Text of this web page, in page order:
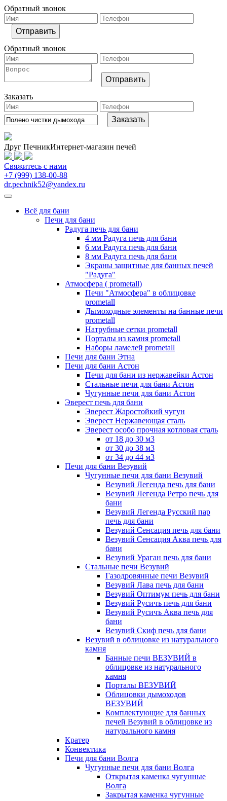
Обратный звонок
Обратный звонок
Заказать
Друг ПечникИнтернет-магазин печей
Свяжитесь с нами
+7 (999) 138-00-88
dr.pechnik52@yandex.ru
Всё для бани
Печи для бани
Радуга печь для бани
4 мм Радуга печь для бани
6 мм Радуга печь для бани
8 мм Радуга печь для бани
Экраны защитные для банных печей
"Радуга"
Атмосфера ( prometall)
Печи "Атмосфера" в облицовке
prometall
Дымоходные элементы на банные печи
prometall
Натрубные сетки prometall
Порталы из камня prometall
Наборы ламелей prometall
Печи для бани Этна
Печи для бани Астон
Печи для бани из нержавейки Астон
Стальные печи для бани Астон
Чугунные печи для бани Астон
Эверест печь для бани
Эверест Жаростойкий чугун
Эверест Нержавеющая сталь
Эверест особо прочная котловая сталь
от 18 до 30 м3
от 30 до 38 м3
от 34 до 44 м3
Печи для бани Везувий
Чугунные печи для бани Везувий
Везувий Легенда печь для бани
Везувий Легенда Ретро печь для
бани
Везувий Легенда Русский пар
печь для бани
Везувий Сенсация печь для бани
Везувий Сенсация Аква печь для
бани
Везувий Ураган печь для бани
Стальные печи Везувий
Газодровянные печи Везувий
Везувий Лава печь для бани
Везувий Оптимум печь для бани
Везувий Русичъ печь для бани
Везувий Русичъ Аква печь для
бани
Везувий Скиф печь для бани
Везувий в облицовке из натурального
камня
Банные печи ВЕЗУВИЙ в
облицовке из натурального
камня
Порталы ВЕЗУВИЙ
Облицовки дымоходов
ВЕЗУВИЙ
Комплектующие для банных
печей Везувий в облицовке из
натурального камня
Кратер
Конвектика
Печи для бани Волга
Чугунные печи для бани Волга
Открытая каменка чугунные
Волга
Закрытая каменка чугунные